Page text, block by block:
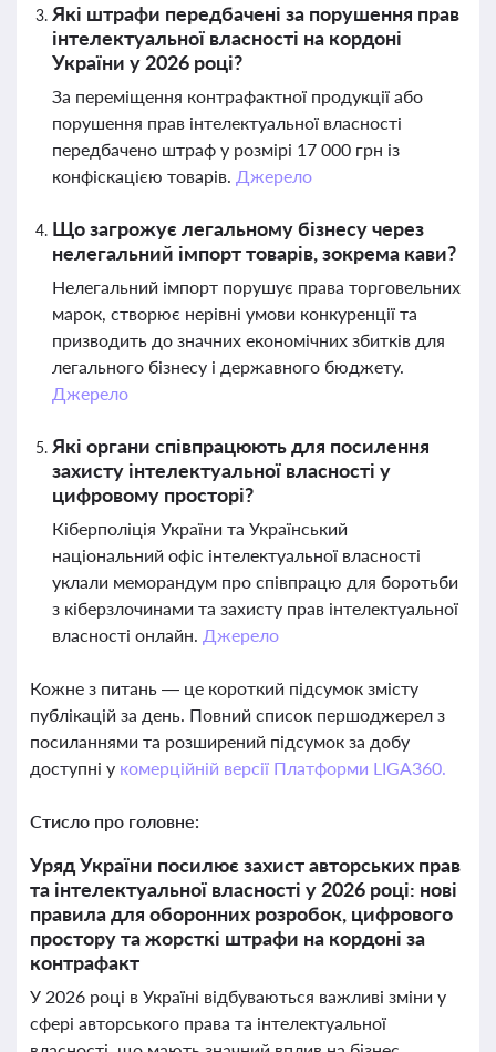
Які штрафи передбачені за порушення прав
інтелектуальної власності на кордоні
України у 2026 році?
За переміщення контрафактної продукції або
порушення прав інтелектуальної власності
передбачено штраф у розмірі 17 000 грн із
конфіскацією товарів. Джерело
Що загрожує легальному бізнесу через
нелегальний імпорт товарів, зокрема кави?
Нелегальний імпорт порушує права торговельних
марок, створює нерівні умови конкуренції та
призводить до значних економічних збитків для
легального бізнесу і державного бюджету.
Джерело
Які органи співпрацюють для посилення
захисту інтелектуальної власності у
цифровому просторі?
Кіберполіція України та Український
національний офіс інтелектуальної власності
уклали меморандум про співпрацю для боротьби
з кіберзлочинами та захисту прав інтелектуальної
власності онлайн. Джерело
Кожне з питань — це короткий підсумок змісту
публікацій за день. Повний список першоджерел з
посиланнями та розширений підсумок за добу
доступні у комерційній версії Платформи LIGA360.
Стисло про головне:
Уряд України посилює захист авторських прав
та інтелектуальної власності у 2026 році: нові
правила для оборонних розробок, цифрового
простору та жорсткі штрафи на кордоні за
контрафакт
У 2026 році в Україні відбуваються важливі зміни у
сфері авторського права та інтелектуальної